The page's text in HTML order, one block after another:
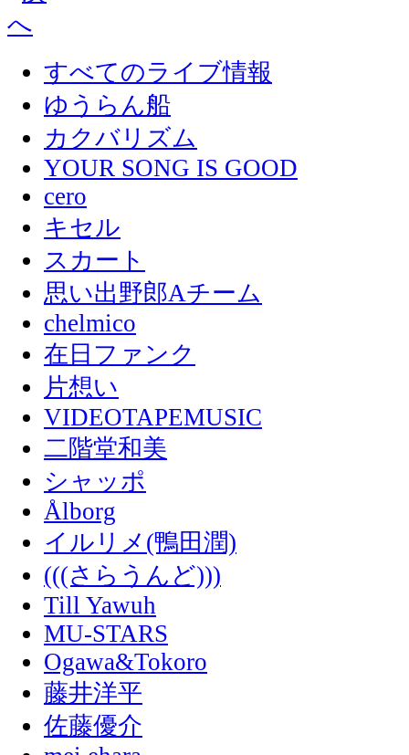
すべてのライブ情報
ゆうらん船
カクバリズム
YOUR SONG IS GOOD
cero
キセル
スカート
思い出野郎Aチーム
chelmico
在日ファンク
片想い
VIDEOTAPEMUSIC
二階堂和美
シャッポ
Ålborg
イルリメ(鴨田潤)
(((さらうんど)))
Till Yawuh
MU-STARS
Ogawa&Tokoro
藤井洋平
佐藤優介